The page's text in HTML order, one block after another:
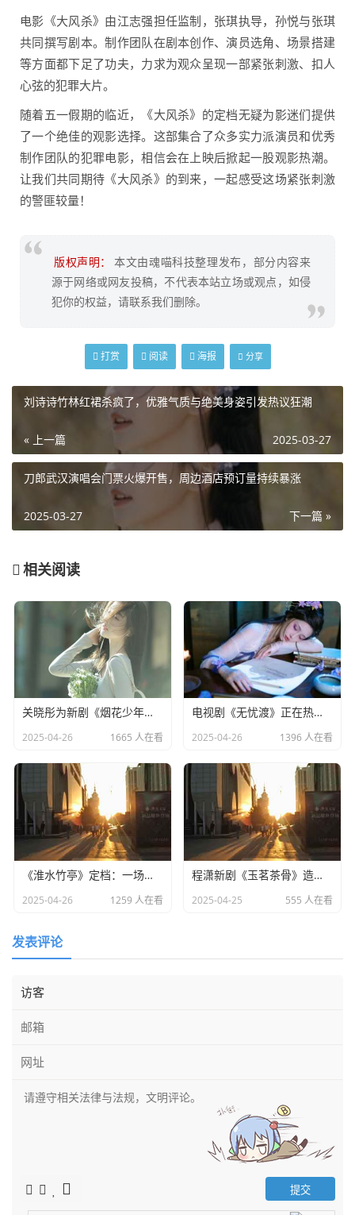
电影《大风杀》由江志强担任监制，张琪执导，孙悦与张琪
共同撰写剧本。制作团队在剧本创作、演员选角、场景搭建
等方面都下足了功夫，力求为观众呈现一部紧张刺激、扣人
心弦的犯罪大片。
随着五一假期的临近，《大风杀》的定档无疑为影迷们提供
了一个绝佳的观影选择。这部集合了众多实力派演员和优秀
制作团队的犯罪电影，相信会在上映后掀起一股观影热潮。
让我们共同期待《大风杀》的到来，一起感受这场紧张刺激
的警匪较量！
版权声明：
本文由魂喵科技整理发布，部分内容来
源于网络或网友投稿，不代表本站立场或观点，如侵
犯你的权益，请联系我们删除。
打赏 阅读 海报 分享
刘诗诗竹林红裙杀疯了，优雅气质与绝美身姿引发热议狂潮
« 上一篇 2025-03-27
刀郎武汉演唱会门票火爆开售，周边酒店预订量持续暴涨
下一篇 »
2025-03-27
相关阅读
关晓彤为新剧《烟花少年》宣传，全程不语只是一味搞事业
2025-04-26 1665 人在看
电视剧《无忧渡》正在热播，24岁女演员夏依丹被曝去世
2025-04-26 1396 人在看
《淮水竹亭》定档：一场东方美学与宿命之恋的双重盛宴​
2025-04-26 1259 人在看
程潇新剧《玉茗茶骨》造型引热议：灵动少女却略显老态
2025-04-25 555 人在看
发表评论